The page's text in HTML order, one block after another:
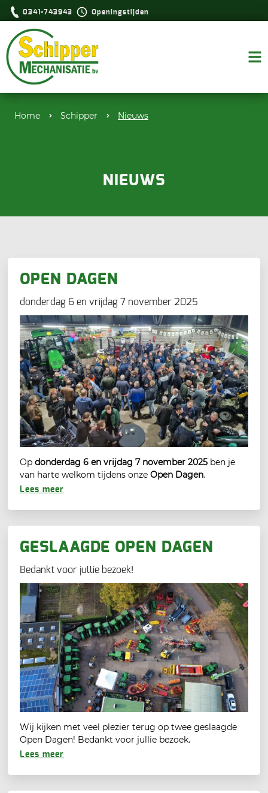
0341-743943 Openingstijden
Home Schipper Nieuws
NIEUWS
OPEN DAGEN
donderdag 6 en vrijdag 7 november 2025
Op donderdag 6 en vrijdag 7 november 2025 ben je
van harte welkom tijdens onze Open Dagen.
Lees meer
GESLAAGDE OPEN DAGEN
Bedankt voor jullie bezoek!
Wij kijken met veel plezier terug op twee geslaagde
Open Dagen! Bedankt voor jullie bezoek.
Lees meer